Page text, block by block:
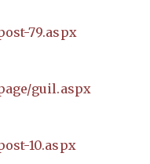
79.aspx
guil.aspx
10.aspx